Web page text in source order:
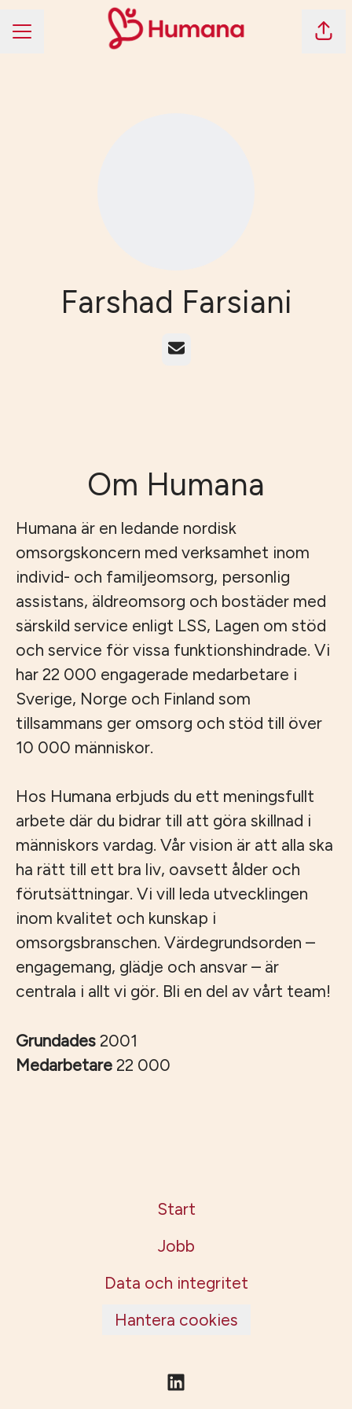
KARRIÄRMENY Dela
Farshad Farsiani
E-post
Om Humana
Humana är en ledande nordisk
omsorgskoncern med verksamhet inom
individ- och familjeomsorg, personlig
assistans, äldreomsorg och bostäder med
särskild service enligt LSS, Lagen om stöd
och service för vissa funktionshindrade. Vi
har 22 000 engagerade medarbetare i
Sverige, Norge och Finland som
tillsammans ger omsorg och stöd till över
10 000 människor.
Hos Humana erbjuds du ett meningsfullt
arbete där du bidrar till att göra skillnad i
människors vardag. Vår vision är att alla ska
ha rätt till ett bra liv, oavsett ålder och
förutsättningar. Vi vill leda utvecklingen
inom kvalitet och kunskap i
omsorgsbranschen. Värdegrundsorden –
engagemang, glädje och ansvar – är
centrala i allt vi gör. Bli en del av vårt team!
Grundades 2001
Medarbetare 22 000
Start
Jobb
Data och integritet
Hantera cookies